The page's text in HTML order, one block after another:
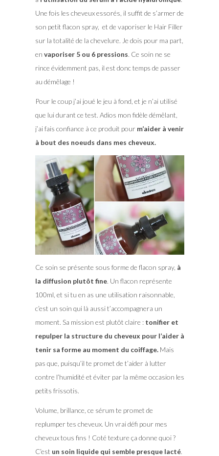
Une fois les cheveux essorés, il suffit de s’armer de
son petit flacon spray, et de vaporiser le Hair Filler
sur la totalité de la chevelure. Je dois pour ma part,
en vaporiser 5 ou 6 pressions. Ce soin ne se
rince évidemment pas, il est donc temps de passer
au démêlage !
Pour le coup j’ai joué le jeu à fond, et je n’ai utilisé
que lui durant ce test. Adios mon fidèle démêlant,
j’ai fais confiance à ce produit pour m’aider à venir
à bout des noeuds dans mes cheveux.
Ce soin se présente sous forme de flacon spray, à
la diffusion plutôt fine. Un flacon représente
100ml, et si tu en as une utilisation raisonnable,
c’est un soin qui là aussi t’accompagnera un
moment. Sa mission est plutôt claire :tonifier et
repulper la structure du cheveux pour l’aider à
tenir sa forme au moment du coiffage.Mais
pas que, puisqu’il te promet de t’aider à lutter
contre l’humidité et éviter par la même occasion les
petits frissotis.
Volume, brillance, ce sérum te promet de
replumper tes cheveux. Un vrai défi pour mes
cheveux tous fins ! Coté texture ça donne quoi ?
C’est un soin liquide qui semble presque lacté.